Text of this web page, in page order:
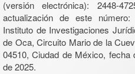
(versión electrónica): 2448-
actualización de este
Instituto de Investigaciones
de Oca, Circuito Mario de la
04510, Ciudad de México,
de 2025.